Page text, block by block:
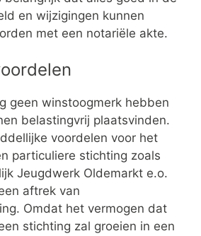
en wijzigingen kunnen
met een notariële akte.
geen winstoogmerk hebben
belastingvrij plaatsvinden.
voordelen voor het
particuliere stichting zoals
Jeugdwerk Oldemarkt e.o.
aftrek van
Omdat het vermogen dat
stichting zal groeien in een